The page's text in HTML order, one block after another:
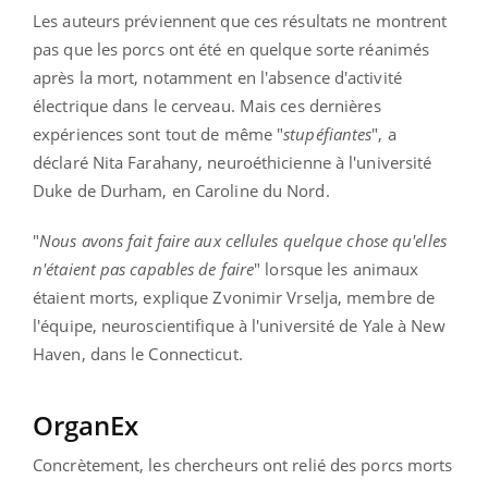
Les auteurs préviennent que ces résultats ne montrent
pas que les porcs ont été en quelque sorte réanimés
après la mort, notamment en l'absence d'activité
électrique dans le cerveau. Mais ces dernières
expériences sont tout de même "stupéfiantes", a
déclaré Nita Farahany, neuroéthicienne à l'université
Duke de Durham, en Caroline du Nord.
"Nous avons fait faire aux cellules quelque chose qu'elles
n'étaient pas capables de faire" lorsque les animaux
étaient morts, explique Zvonimir Vrselja, membre de
l'équipe, neuroscientifique à l'université de Yale à New
Haven, dans le Connecticut.
OrganEx
Concrètement, les chercheurs ont relié des porcs morts